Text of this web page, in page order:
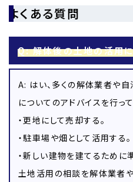
よくある質問
Q: 解体後の土地の活用に
A: はい、多くの解体業者や
についてのアドバイスを行って
・更地にして売却する。
・駐車場や畑として活用する。
・新しい建物を建てるために
土地活用の相談を解体業者